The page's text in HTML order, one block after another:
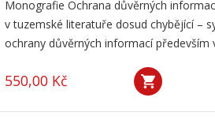
Monografie Ochrana důvěrných
v tuzemské literatuře dosud chybějící –
ochrany důvěrných informací především
550,00 Kč